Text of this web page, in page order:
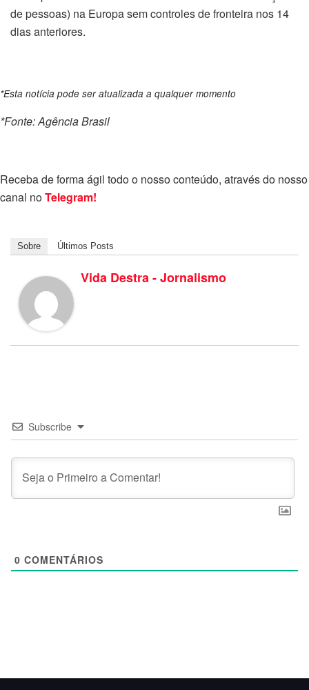
de pessoas) na Europa sem controles de fronteira nos 14
dias anteriores.
*Esta notícia pode ser atualizada a qualquer momento
*Fonte: Agência Brasil
Receba de forma ágil todo o nosso conteúdo, através do nosso
canal noTelegram!
Sobre Últimos Posts
Vida Destra - Jornalismo
Subscribe
0 COMENTÁRIOS